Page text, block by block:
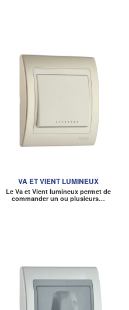
VA ET VIENT LUMINEUX
Le Va et Vient lumineux permet de
commander un ou plusieurs…